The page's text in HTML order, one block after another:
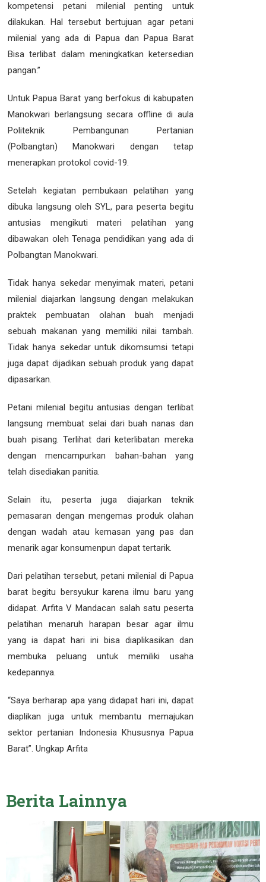
kompetensi petani milenial penting untuk
dilakukan. Hal tersebut bertujuan agar petani
milenial yang ada di Papua dan Papua Barat
Bisa terlibat dalam meningkatkan ketersedian
pangan.”
Untuk Papua Barat yang berfokus di kabupaten
Manokwari berlangsung secara offline di aula
Politeknik Pembangunan Pertanian
(Polbangtan) Manokwari dengan tetap
menerapkan protokol covid-19.
Setelah kegiatan pembukaan pelatihan yang
dibuka langsung oleh SYL, para peserta begitu
antusias mengikuti materi pelatihan yang
dibawakan oleh Tenaga pendidikan yang ada di
Polbangtan Manokwari.
Tidak hanya sekedar menyimak materi, petani
milenial diajarkan langsung dengan melakukan
praktek pembuatan olahan buah menjadi
sebuah makanan yang memiliki nilai tambah.
Tidak hanya sekedar untuk dikomsumsi tetapi
juga dapat dijadikan sebuah produk yang dapat
dipasarkan.
Petani milenial begitu antusias dengan terlibat
langsung membuat selai dari buah nanas dan
buah pisang. Terlihat dari keterlibatan mereka
dengan mencampurkan bahan-bahan yang
telah disediakan panitia.
Selain itu, peserta juga diajarkan teknik
pemasaran dengan mengemas produk olahan
dengan wadah atau kemasan yang pas dan
menarik agar konsumenpun dapat tertarik.
Dari pelatihan tersebut, petani milenial di Papua
barat begitu bersyukur karena ilmu baru yang
didapat. Arfita V Mandacan salah satu peserta
pelatihan menaruh harapan besar agar ilmu
yang ia dapat hari ini bisa diaplikasikan dan
membuka peluang untuk memiliki usaha
kedepannya.
“Saya berharap apa yang didapat hari ini, dapat
diaplikan juga untuk membantu memajukan
sektor pertanian Indonesia Khususnya Papua
Barat”. Ungkap Arfita
Berita Lainnya